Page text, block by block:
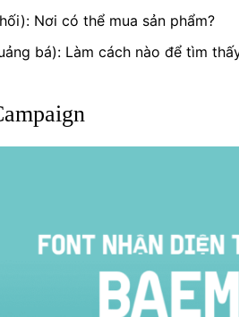
Nơi có thể mua sản phẩm?
bá): Làm cách nào để tìm